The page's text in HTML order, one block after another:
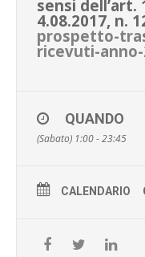
sensi dell’art.
4.08.2017, n.
prospetto-
ricevuti-anno-
QUANDO
(Sabato) 1:00 - 23:45
CALENDARIO